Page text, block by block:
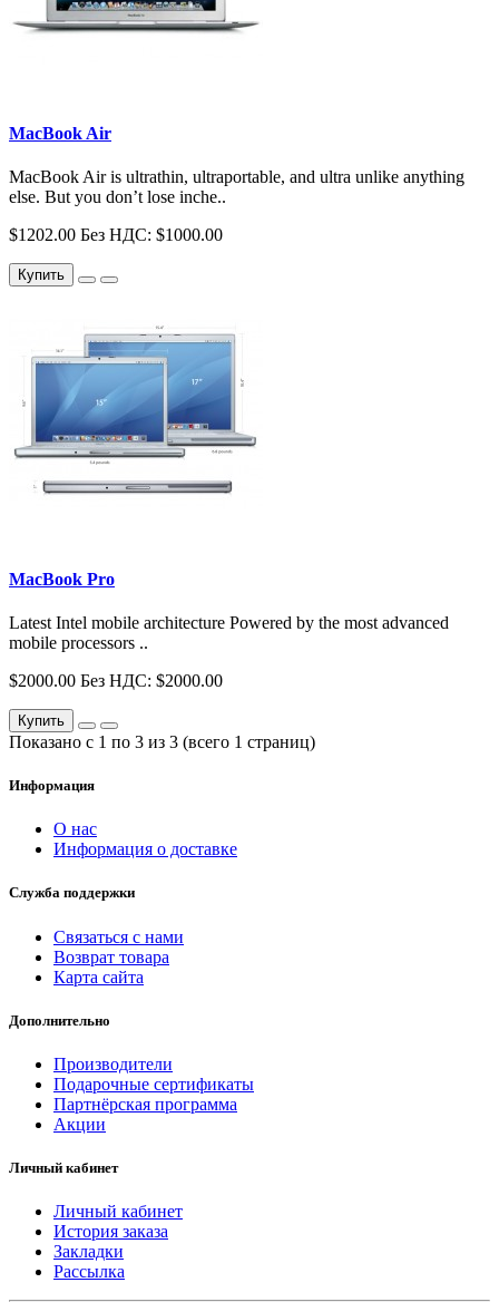
MacBook Air
MacBook Air is ultrathin, ultraportable, and ultra unlike anything
else. But you don’t lose inche..
$1202.00 Без НДС: $1000.00
Купить
MacBook Pro
Latest Intel mobile architecture Powered by the most advanced
mobile processors ..
$2000.00 Без НДС: $2000.00
Купить
Показано с 1 по 3 из 3 (всего 1 страниц)
Информация
О нас
Информация о доставке
Служба поддержки
Связаться с нами
Возврат товара
Карта сайта
Дополнительно
Производители
Подарочные сертификаты
Партнёрская программа
Акции
Личный кабинет
Личный кабинет
История заказа
Закладки
Рассылка